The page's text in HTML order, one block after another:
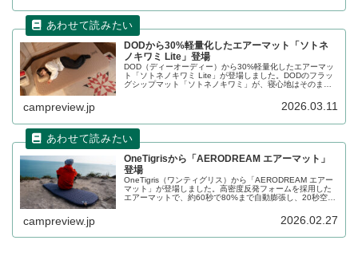
DODから30%軽量化したエアーマット「ソトネ
ノキワミ Lite」登場
DOD（ディーオーディー）から30%軽量化したエアーマッ
ト「ソトネノキワミ Lite」が登場しました。DODのフラッ
グシップマット「ソトネノキワミ」が、寝心地はそのまま
campreview.jp 2026.03.11
OneTigrisから「AERODREAM エアーマット」
登場
OneTigris（ワンティグリス）から「AERODREAM エアー
マット」が登場しました。高密度反発フォームを採用した
エアーマットで、約60秒で80%まで自動膨張し、20秒空気
断熱性を示すR値は4.1となっており、3シーズンに対応し
campreview.jp 2026.02.27